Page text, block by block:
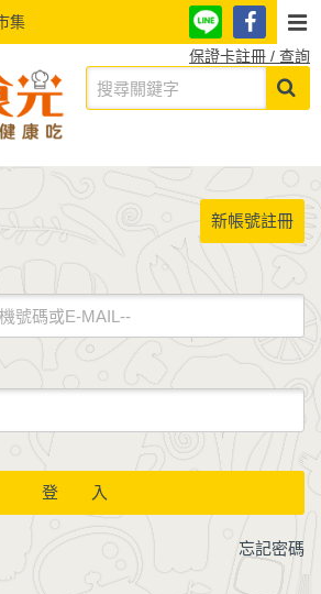
集
保證卡註冊 / 查詢
新帳號註冊
登 入
忘記密碼